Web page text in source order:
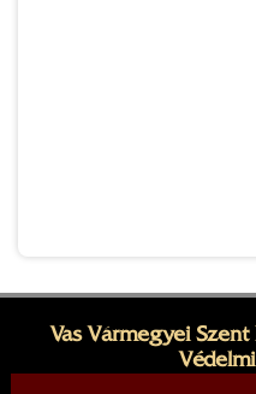
Vas Vármegyei